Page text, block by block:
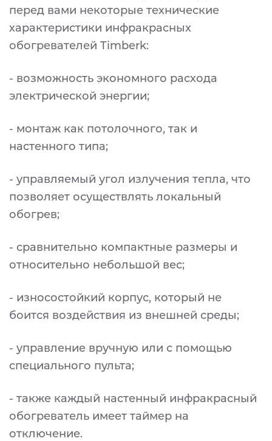
перед вами некоторые технические
характеристики инфракрасных
обогревателей Timberk:
- возможность экономного расхода
электрической энергии;
- монтаж как потолочного, так и
настенного типа;
- управляемый угол излучения тепла, что
позволяет осуществлять локальный
обогрев;
- сравнительно компактные размеры и
относительно небольшой вес;
- износостойкий корпус, который не
боится воздействия из внешней среды;
- управление вручную или с помощью
специального пульта;
- также каждый настенный инфракрасный
обогреватель имеет таймер на
отключение.